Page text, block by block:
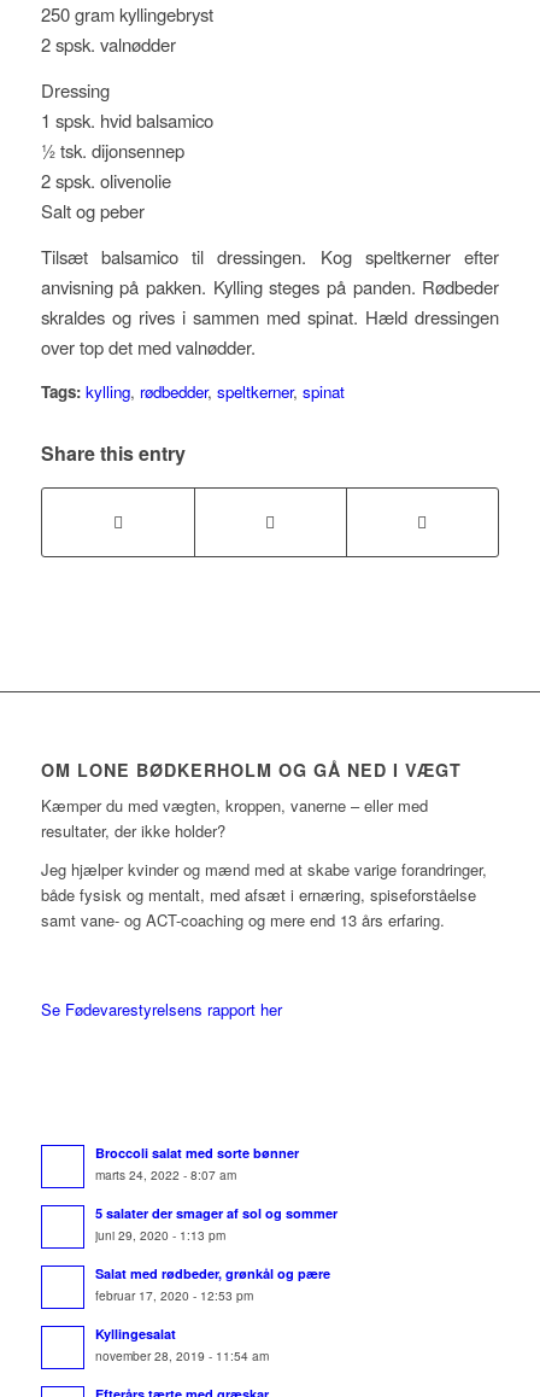
250 gram kyllingebryst
2 spsk. valnødder
Dressing
1 spsk. hvid balsamico
½ tsk. dijonsennep
2 spsk. olivenolie
Salt og peber
Tilsæt balsamico til dressingen. Kog speltkerner efter
anvisning på pakken. Kylling steges på panden. Rødbeder
skraldes og rives i sammen med spinat. Hæld dressingen
over top det med valnødder.
Tags: kylling, rødbedder, speltkerner, spinat
Share this entry
OM LONE BØDKERHOLM OG GÅ NED I VÆGT
Kæmper du med vægten, kroppen, vanerne – eller med
resultater, der ikke holder?
Jeg hjælper kvinder og mænd med at skabe varige forandringer,
både fysisk og mentalt, med afsæt i ernæring, spiseforståelse
samt vane- og ACT-coaching og mere end 13 års erfaring.
Se Fødevarestyrelsens rapport her
Broccoli salat med sorte bønner
marts 24, 2022 - 8:07 am
5 salater der smager af sol og sommer
juni 29, 2020 - 1:13 pm
Salat med rødbeder, grønkål og pære
februar 17, 2020 - 12:53 pm
Kyllingesalat
november 28, 2019 - 11:54 am